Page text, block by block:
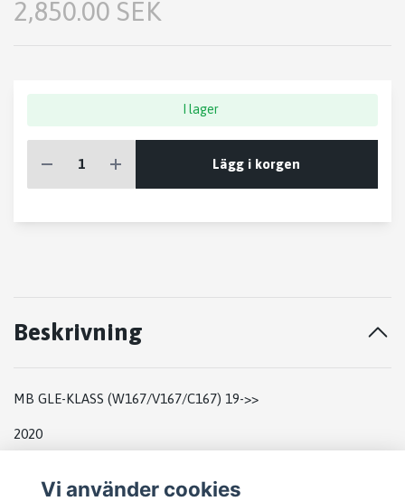
2,850.00 SEK
I lager
Lägg i korgen
Beskrivning
MB GLE-KLASS (W167/V167/C167) 19->>
2020
Vi använder cookies